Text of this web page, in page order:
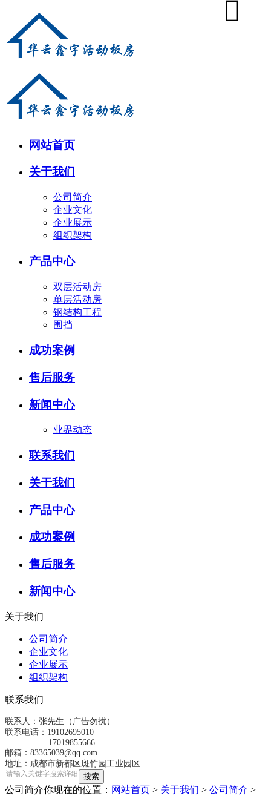
网站首页
关于我们
公司简介
企业文化
企业展示
组织架构
产品中心
双层活动房
单层活动房
钢结构工程
围挡
成功案例
售后服务
新闻中心
业界动态
联系我们
关于我们
产品中心
成功案例
售后服务
新闻中心
关于我们
公司简介
企业文化
企业展示
组织架构
联系我们
联系人：张先生（广告勿扰）
联系电话：19102695010
17019855666
邮箱：83365039@qq.com
地址：成都市新都区斑竹园工业园区
公司简介你现在的位置： 网站首页 > 关于我们 > 公司简介 >